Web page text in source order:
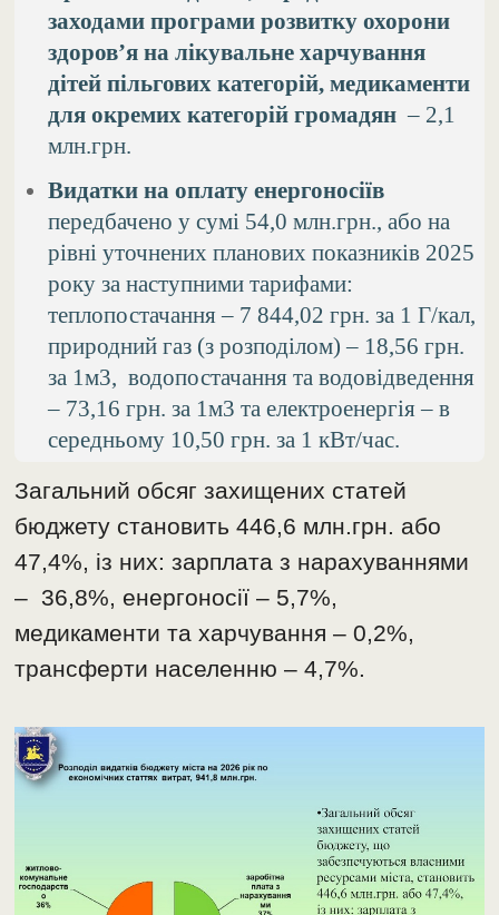
заходами програми розвитку охорони
здоров’я на лікувальне харчування
дітей пільгових категорій, медикаменти
для окремих категорій громадян – 2,1
млн.грн.
Видатки на оплату енергоносіїв
передбачено у сумі 54,0 млн.грн., або на
рівні уточнених планових показників 2025
року за наступними тарифами:
теплопостачання – 7 844,02 грн. за 1 Г/кал,
природний газ (з розподілом) – 18,56 грн.
за 1м3, водопостачання та водовідведення
– 73,16 грн. за 1м3 та електроенергія – в
середньому 10,50 грн. за 1 кВт/час.
Загальний обсяг захищених статей
бюджету становить 446,6 млн.грн. або
47,4%, із них: зарплата з нарахуваннями
– 36,8%, енергоносії – 5,7%,
медикаменти та харчування – 0,2%,
трансферти населенню – 4,7%.